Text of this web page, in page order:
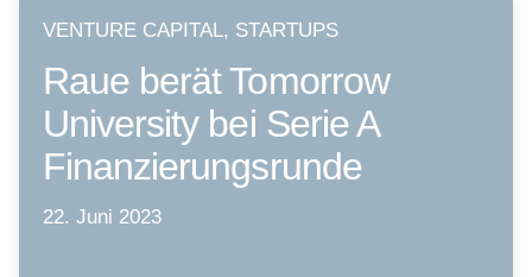
VENTURE CAPITAL, STARTUPS
Raue berät Tomorrow
University bei Serie A
Finanzierungsrunde
22. Juni 2023